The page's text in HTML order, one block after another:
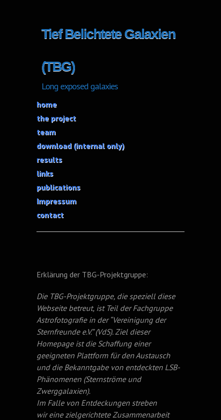
Tief Belichtete Galaxien
(TBG)
Long exposed galaxies
home
the project
team
download (internal only)
results
links
publications
Impressum
contact
Erklärung der TBG-Projektgruppe:
Die TBG-Projektgruppe, die speziell diese
Webseite betreut, ist Teil der Fachgruppe
Astrofotografie in der “Vereinigung der
Sternfreunde e.V.” (VdS). Ziel dieser
Homepage ist die Schaffung einer
geeigneten Plattform für den Austausch
und die Bekanntgabe von entdeckten LSB-
Phänomenen (Sternströme und
Zwerggalaxien).
Im Falle von Entdeckungen streben
wir eine zielgerichtete Zusammenarbeit